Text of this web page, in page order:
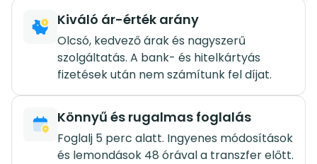
Kiváló ár-érték arány
Olcsó, kedvező árak és nagyszerű
szolgáltatás. A bank- és hitelkártyás
fizetések után nem számítunk fel díjat.
Könnyű és rugalmas foglalás
Foglalj 5 perc alatt. Ingyenes módosítások
és lemondások 48 órával a transzfer előtt.